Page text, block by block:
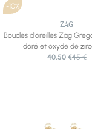
-10%
ZAG
Boucles d'oreilles Zag
doré et oxyde de
40,50 €45 €